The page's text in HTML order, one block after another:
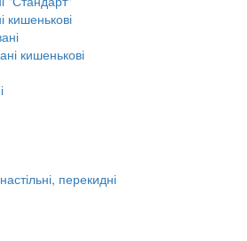
кишенькові
кишенькові
перекидні